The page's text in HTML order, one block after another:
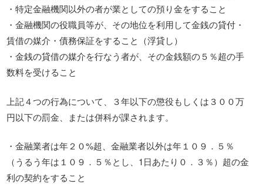
・特定金融機関以外の者が業としての預り金をすること
・金融機関の役職員等が、その地位を利用して金銭の貸付・
賃借の媒介・債務保証をすること（浮貸し）
・金銭の貸借の媒介を行なう者が、その金銭額の５％超の手
数料を受けること
上記４つの行為について、３年以下の懲役もしくは３００万
円以下の罰金、または併科が課されます。
・金融業者は年２０%超、金融業者以外は年１０９．５％
（うるう年は１０９．５％とし、1日あたり０．３％）超の金
利の契約をすること